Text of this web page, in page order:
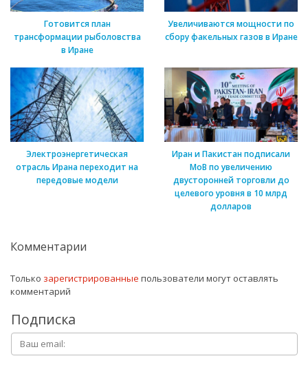
Готовится план
трансформации рыболовства
в Иране
Увеличиваются мощности по
сбору факельных газов в Иране
Электроэнергетическая
отрасль Ирана переходит на
передовые модели
Иран и Пакистан подписали
МоВ по увеличению
двусторонней торговли до
целевого уровня в 10 млрд
долларов
Комментарии
Только зарегистрированные пользователи могут оставлять
комментарий
Подписка